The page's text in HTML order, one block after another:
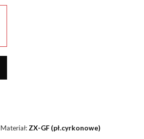
Materiał:ZX-GF (pł.cyrkonowe)